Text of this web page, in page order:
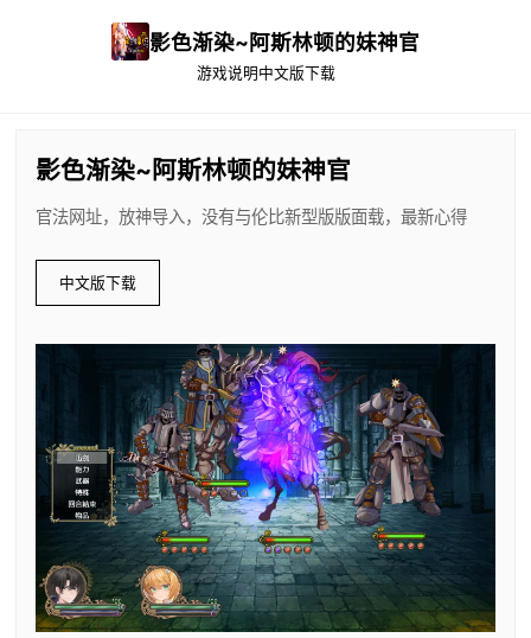
影色渐染~阿斯林顿的妹神官
游戏说明 中文版下载
影色渐染~阿斯林顿的妹神官
官法网址，放神导入，没有与伦比新型版版面载，最新心得
中文版下载